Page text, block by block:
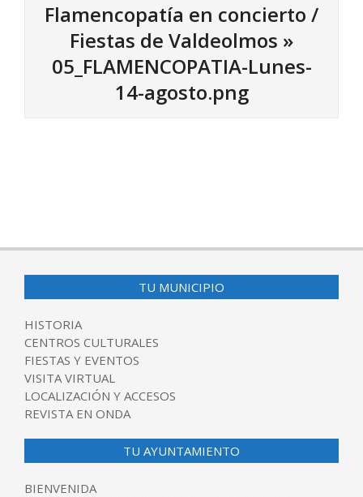
Flamencopatía en concierto /
Fiestas de Valdeolmos »
05_FLAMENCOPATIA-Lunes-
14-agosto.png
08-
TU MUNICIPIO
HISTORIA
CENTROS CULTURALES
FIESTAS Y EVENTOS
VISITA VIRTUAL
LOCALIZACIÓN Y ACCESOS
REVISTA EN ONDA
TU AYUNTAMIENTO
BIENVENIDA